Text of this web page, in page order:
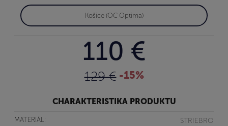
Košice (OC Optima)
110 €
129 € -15%
CHARAKTERISTIKA PRODUKTU
MATERIÁL: STRIEBRO